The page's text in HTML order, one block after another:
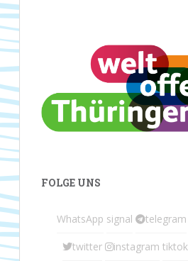
FOLGE UNS
WhatsApp signal telegram
twitter instagram tiktok